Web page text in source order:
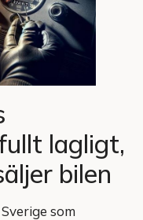
lagligt,
bilen
som